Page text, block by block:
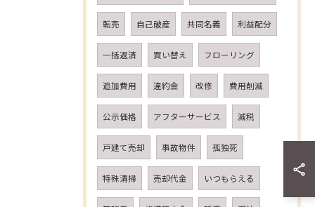
転売 自己破産 共同名義 利益配分
一括返済 買い替え フローリング
追加費用 違約金 改修 費用削減
公示価格 アフターサービス 減税
戸建て売却 事故物件 孤独死
特殊清掃 売却代金 いつもらえる